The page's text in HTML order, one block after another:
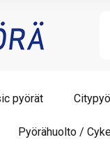
pyörät
Pyörähuolto /